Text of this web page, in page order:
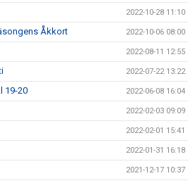
2022-10-28 11:10
Åkkort 2022-10-06 08:00
2022-08-11 12:55
2022-07-22 13:22
19-20 2022-06-08 16:04
2022-02-03 09:09
2022-02-01 15:41
2022-01-31 16:18
2021-12-17 10:37